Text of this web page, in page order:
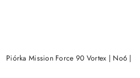
Piórka Mission Force 90 Vortex | No6 |